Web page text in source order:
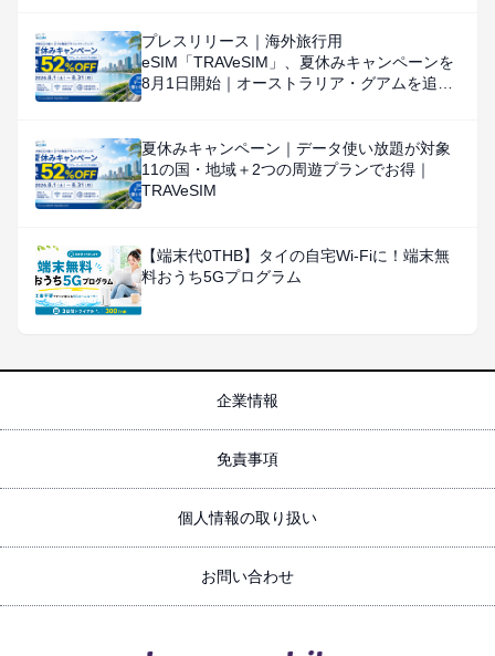
プレスリリース｜海外旅行用
eSIM「TRAVeSIM」、夏休みキャンペーンを
8月1日開始｜オーストラリア・グアムを追
夏休みキャンペーン｜データ使い放題が対象
11の国・地域＋2つの周遊プランでお得｜
TRAVeSIM
【端末代0THB】タイの自宅Wi-Fiに！端末無
料おうち5Gプログラム
企業情報
免責事項
個人情報の取り扱い
お問い合わせ